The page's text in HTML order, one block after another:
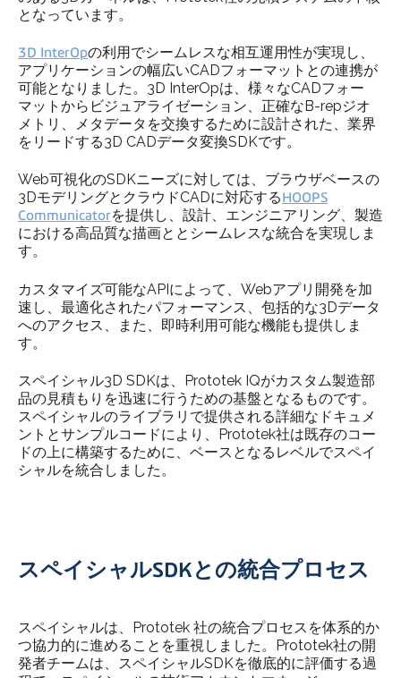
となっています。
3D InterOpの利用でシームレスな相互運用性が実現し、
アプリケーションの幅広いCADフォーマットとの連携が
可能となりました。3D InterOpは、様々なCADフォー
マットからビジュアライゼーション、正確なB-repジオ
メトリ、メタデータを交換するために設計された、業界
をリードする3D CADデータ変換SDKです。
Web可視化のSDKニーズに対しては、ブラウザベースの
3DモデリングとクラウドCADに対応するHOOPS
Communicatorを提供し、設計、エンジニアリング、製造
における高品質な描画ととシームレスな統合を実現しま
す。
カスタマイズ可能なAPIによって、Webアプリ開発を加
速し、最適化されたパフォーマンス、包括的な3Dデータ
へのアクセス、また、即時利用可能な機能も提供しま
す。
スペイシャル3D SDKは、Prototek IQがカスタム製造部
品の見積もりを迅速に行うための基盤となるものです。
スペイシャルのライブラリで提供される詳細なドキュメ
ントとサンプルコードにより、Prototek社は既存のコー
ドの上に構築するために、ベースとなるレベルでスペイ
シャルを統合しました。
スペイシャルSDKとの統合プロセス
スペイシャルは、Prototek 社の統合プロセスを体系的か
つ協力的に進めることを重視しました。Prototek社の開
発者チームは、スペイシャルSDKを徹底的に評価する過